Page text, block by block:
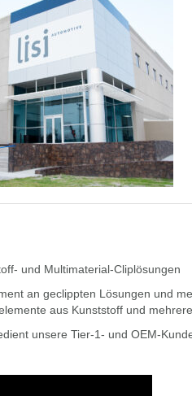
und Multimaterial-Cliplösungen
an geclippten Lösungen und
aus Kunststoff und
unsere Tier-1- und OEM-